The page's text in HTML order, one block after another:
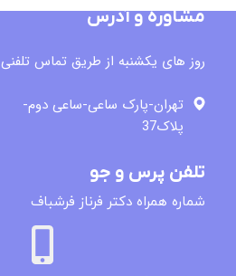
مشاوره و آدرس
روز های یکشنبه از طریق تماس تلفنی
تهران-پارک ساعی-ساعی دوم-
پلاک37
تلفن پرس و جو
​شماره همراه دکتر فرناز فرشباف